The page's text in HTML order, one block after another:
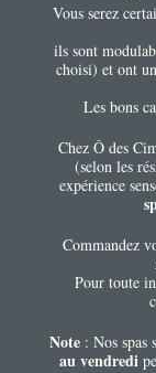
Vous serez
ils sont
choisi) et ont
Les bons
Chez Ô des
(selon les
expérience
Commandez
Pour toute
Note : Nos
au vendredi